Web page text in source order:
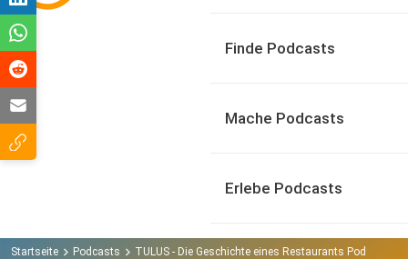
Finde Podcasts
Mache Podcasts
Erlebe Podcasts
Startseite Podcasts TULUS - Die Geschichte eines Restaurants Podcast